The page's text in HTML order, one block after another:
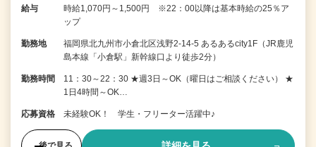
給与
時給1,070円～1,500円 ※22：00以降は基本時給の25％ア
ップ
勤務地
福岡県北九州市小倉北区浅野2-14-5 あるあるcity1F（JR鹿児
島本線「小倉駅」新幹線口より徒歩2分）
勤務時間
11：30～22：30 ★週3日～OK（曜日はご相談ください） ★
1日4時間～OK…
応募資格 未経験OK！ 学生・フリーター活躍中♪